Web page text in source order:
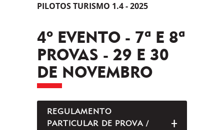
PILOTOS TURISMO 1.4 - 2025
4º EVENTO - 7ª E 8ª
PROVAS - 29 E 30
DE NOVEMBRO
REGULAMENTO
PARTICULAR DE PROVA /